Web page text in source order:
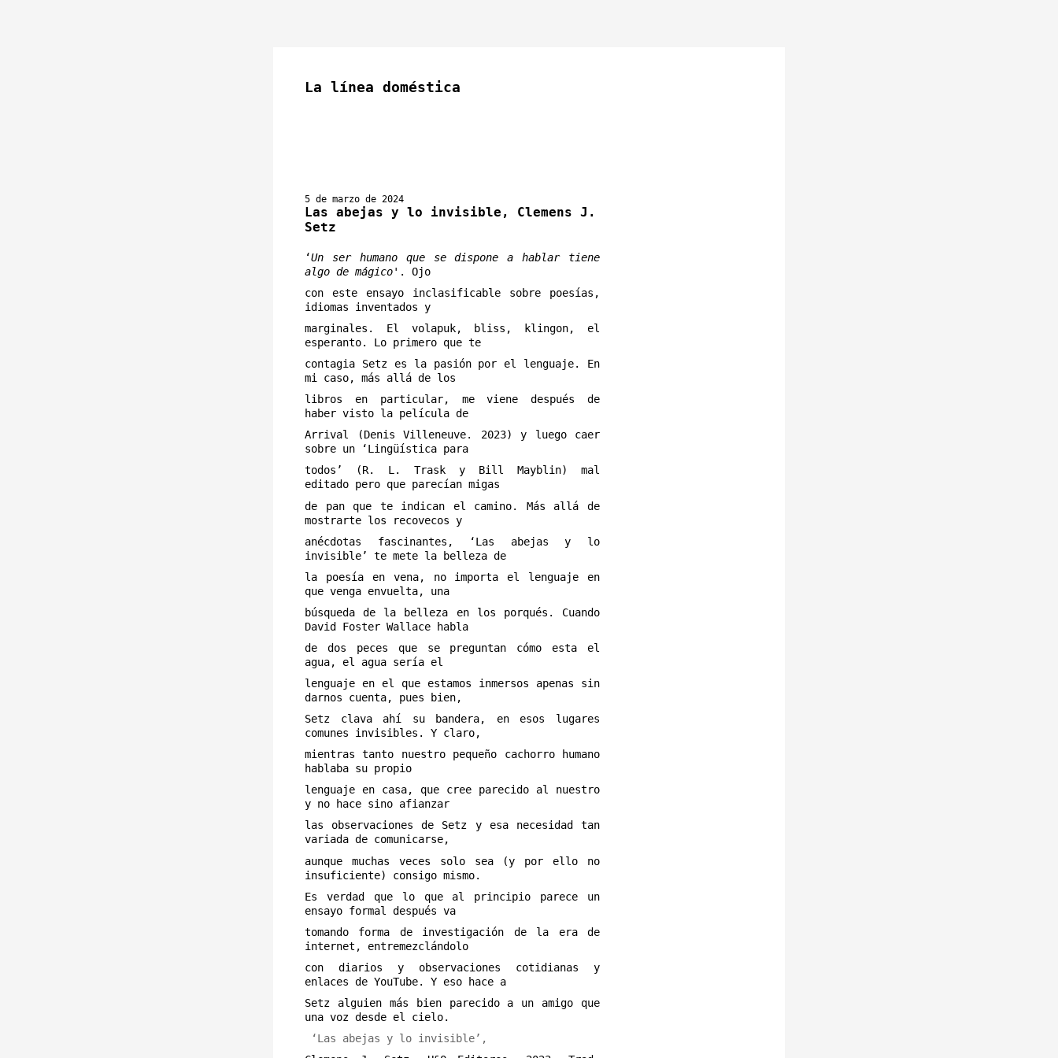
La línea doméstica
5 de marzo de 2024
Las abejas y lo invisible, Clemens J.
Setz
‘Un ser humano que se dispone a hablar tiene
algo de mágico'. Ojo
con este ensayo inclasificable sobre poesías,
idiomas inventados y
marginales. El volapuk, bliss, klingon, el
esperanto. Lo primero que te
contagia Setz es la pasión por el lenguaje. En
mi caso, más allá de los
libros en particular, me viene después de
haber visto la película de
Arrival (Denis Villeneuve. 2023) y luego caer
sobre un ‘Lingüística para
todos’ (R. L. Trask y Bill Mayblin) mal
editado pero que parecían migas
de pan que te indican el camino. Más allá de
mostrarte los recovecos y
anécdotas fascinantes, ‘Las abejas y lo
invisible’ te mete la belleza de
la poesía en vena, no importa el lenguaje en
que venga envuelta, una
búsqueda de la belleza en los porqués. Cuando
David Foster Wallace habla
de dos peces que se preguntan cómo esta el
agua, el agua sería el
lenguaje en el que estamos inmersos apenas sin
darnos cuenta, pues bien,
Setz clava ahí su bandera, en esos lugares
comunes invisibles. Y claro,
mientras tanto nuestro pequeño cachorro humano
hablaba su propio
lenguaje en casa, que cree parecido al nuestro
y no hace sino afianzar
las observaciones de Setz y esa necesidad tan
variada de comunicarse,
aunque muchas veces solo sea (y por ello no
insuficiente) consigo mismo.
Es verdad que lo que al principio parece un
ensayo formal después va
tomando forma de investigación de la era de
internet, entremezclándolo
con diarios y observaciones cotidianas y
enlaces de YouTube. Y eso hace a
Setz alguien más bien parecido a un amigo que
una voz desde el cielo.
‘Las abejas y lo invisible’,